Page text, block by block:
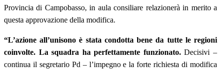
Provincia di Campobasso, in aula consiliare relazionerà in merito a
questa approvazione della modifica.
“L’azione all’unisono è stata condotta bene da tutte le regioni
coinvolte. La squadra ha perfettamente funzionato.Decisivi –
continua il segretario Pd – l’impegno e la forte richiesta di modifica